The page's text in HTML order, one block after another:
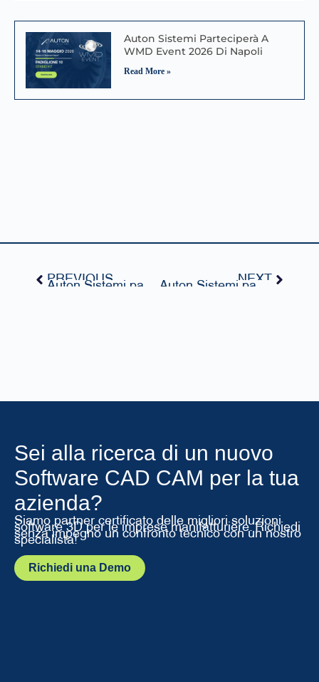
Auton Sistemi Parteciperà A
WMD Event 2026 Di Napoli
Read More »
PREVIOUS
NEXT
Sei alla ricerca di un nuovo
Software CAD CAM per la tua
azienda?
Siamo partner certificato delle migliori soluzioni
software 3D per le imprese manifatturiere. Richiedi
senza impegno un confronto tecnico con un nostro
specialista!
Richiedi una Demo